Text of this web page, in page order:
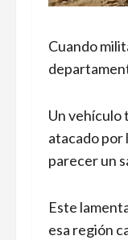
Cuando
Un vehículo
atacado por
parecer un
Este
esa región